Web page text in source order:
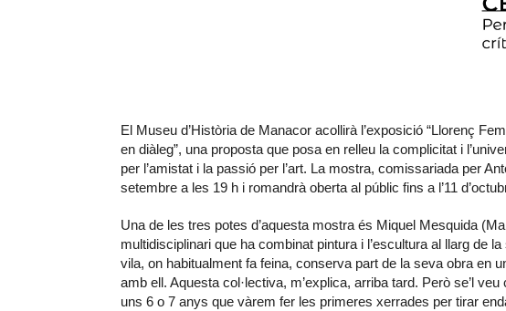
El Museu d’Història de Manacor acollirà l’exposició “Llorenç
en diàleg”, una proposta que posa en relleu la complicitat i
per l’amistat i la passió per l’art. La mostra, comissariada per
setembre a les 19 h i romandrà oberta al públic fins a l’11
Una de les tres potes d’aquesta mostra és Miquel Mesquida
multidisciplinari que ha combinat pintura i l’escultura al llarg de
vila, on habitualment fa feina, conserva part de la seva obra en
amb ell. Aquesta col·lectiva, m’explica, arriba tard. Però se’l
uns 6 o 7 anys que vàrem fer les primeres xerrades per tirar